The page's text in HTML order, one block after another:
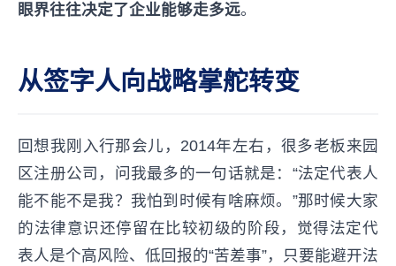
眼界往往决定了企业能够走多远。
从签字人向战略掌舵转变
回想我刚入行那会儿，2014年左右，很多老板来园
区注册公司，问我最多的一句话就是：“法定代表人
能不能不是我？我怕到时候有啥麻烦。”那时候大家
的法律意识还停留在比较初级的阶段，觉得法定代
表人是个高风险、低回报的“苦差事”，只要能避开法